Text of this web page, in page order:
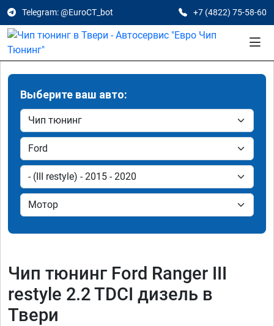
Telegram: @EuroCT_bot +7 (4822) 75-58-60
Выберите ваш авто:
Чип тюнинг Ford Ranger III
restyle 2.2 TDCI дизель в
Твери